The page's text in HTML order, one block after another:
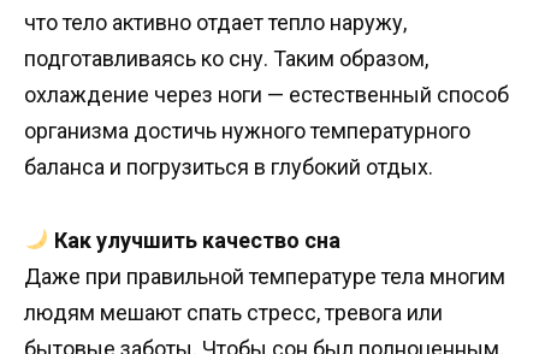
что тело активно отдает тепло наружу,
подготавливаясь ко сну. Таким образом,
охлаждение через ноги — естественный способ
организма достичь нужного температурного
баланса и погрузиться в глубокий отдых.
Как улучшить качество сна
Даже при правильной температуре тела многим
людям мешают спать стресс, тревога или
бытовые заботы. Чтобы сон был полноценным,